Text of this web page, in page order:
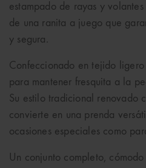
estampado de rayas y
de una ranita a juego que
y segura.
Confeccionado en tejido
para mantener fresquita a la
Su estilo tradicional renovado
convierte en una prenda
ocasiones especiales como
Un conjunto completo,